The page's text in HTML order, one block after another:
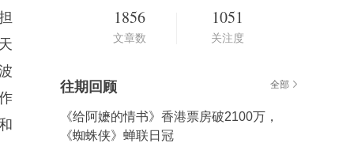
1856
文章数
1051
关注度
往期回顾 全部
《给阿嬷的情书》香港票房破2100万，
《蜘蛛侠》蝉联日冠